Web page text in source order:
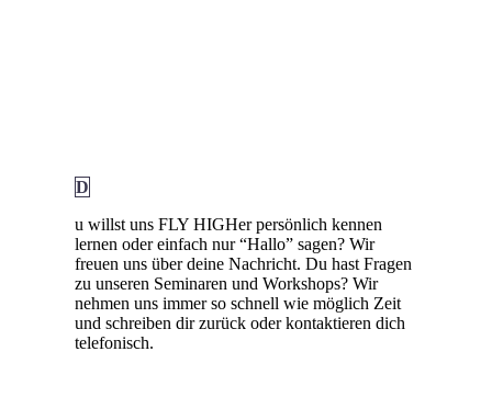
D
u willst uns FLY HIGHer persönlich kennen
lernen oder einfach nur “Hallo” sagen? Wir
freuen uns über deine Nachricht. Du hast Fragen
zu unseren Seminaren und Workshops? Wir
nehmen uns immer so schnell wie möglich Zeit
und schreiben dir zurück oder kontaktieren dich
telefonisch.